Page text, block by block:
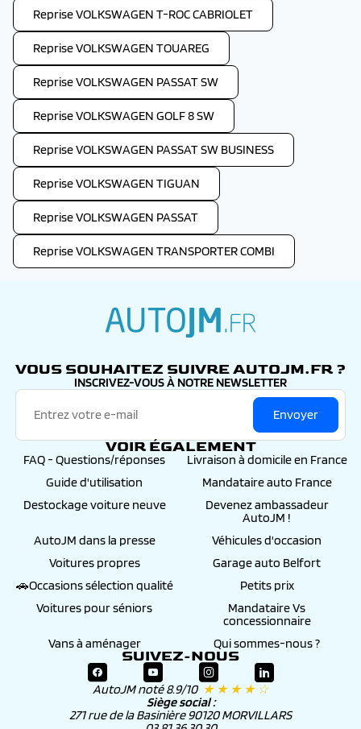
Reprise VOLKSWAGEN T-ROC CABRIOLET
Reprise VOLKSWAGEN TOUAREG
Reprise VOLKSWAGEN PASSAT SW
Reprise VOLKSWAGEN GOLF 8 SW
Reprise VOLKSWAGEN PASSAT SW BUSINESS
Reprise VOLKSWAGEN TIGUAN
Reprise VOLKSWAGEN PASSAT
Reprise VOLKSWAGEN TRANSPORTER COMBI
VOUS SOUHAITEZ SUIVRE AUTOJM.FR ?
INSCRIVEZ-VOUS À NOTRE NEWSLETTER
Envoyer
VOIR ÉGALEMENT
FAQ - Questions/réponses
Livraison à domicile en France
Guide d'utilisation
Mandataire auto France
Destockage voiture neuve
Devenez ambassadeur
AutoJM !
AutoJM dans la presse
Véhicules d'occasion
Voitures propres
Garage auto Belfort
🚗Occasions sélection qualité
Petits prix
Voitures pour séniors
Mandataire Vs
concessionnaire
Vans à aménager
Qui sommes-nous ?
SUIVEZ-NOUS
AutoJM noté 8.9/10 ★ ★ ★ ★ ☆
Siège social :
271 rue de la Basinière 90120 MORVILLARS